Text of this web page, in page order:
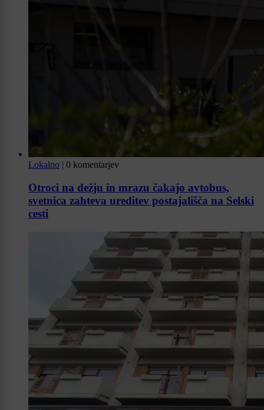
Lokalno | 0 komentarjev
Otroci na dežju in mrazu čakajo avtobus,
svetnica zahteva ureditev postajališča na Selski
cesti